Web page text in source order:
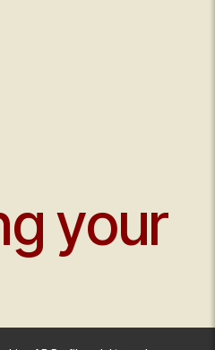
your